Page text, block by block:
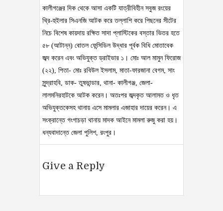
কালীগঞ্জের দিক থেকে আসা একটি যাত্রীবিহীন সবুজ রংয়ের
থ্রি-হুইলার সিএনজি আটক করে তল্লাশি করে পিছনের সীটের
নিচে বিশেষ কায়দায় রক্ষিত সাদা প্লাস্টিকের বস্তার ভিতর হতে
৫৮ (আটান্ন) বোতল ফেন্সিডিল উদ্ধার পূর্বক বিধি মোতাবেক
জব্দ করেন এবং অভিযুক্ত ড্রাইভার ১। মোঃ আল মামুন ফিরোজ
(২২), পিতা- মোঃ রবিউল ইসলাম, মাতা-ফারজানা বেগম, সাং
সুন্দ্রাহবি, ডাক- তুষভান্ডার, থানা- কালীগঞ্জ, জেলা-
লালমনিরহাটকে আটক করেন। অতঃপর জব্দকৃত আলামত ও ধৃত
অভিযুক্তকেসহ থানায় এসে মামলার এজাহার দায়ের করেন। এ
সংক্রান্তে গংগাচড়া থানায় মাদক আইনে মামলা রুজু করা হয়।
ধন্যবাদান্তে জেলা পুলিশ, রংপুর।
Give a Reply